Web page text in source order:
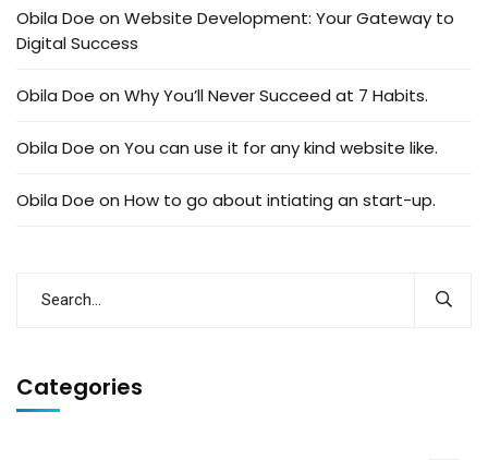
Obila Doe on Website Development: Your Gateway to
Digital Success
Obila Doe on Why You’ll Never Succeed at 7 Habits.
Obila Doe on You can use it for any kind website like.
Obila Doe on How to go about intiating an start-up.
Categories